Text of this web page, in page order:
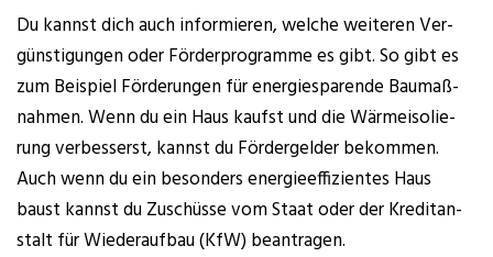
Du kannst dich auch infor­mie­ren, wel­che wei­te­ren Ver­
güns­ti­gun­gen oder För­der­pro­gram­me es gibt. So gibt es
zum Bei­spiel För­de­run­gen für ener­gie­spa­ren­de Bau­maß­
nah­men. Wenn du ein Haus kaufst und die Wär­me­iso­lie­
rung ver­bes­serst, kannst du För­der­gel­der bekom­men.
Auch wenn du ein beson­ders ener­gie­ef­fi­zi­en­tes Haus
baust kannst du Zuschüs­se vom Staat oder der Kre­dit­an­
stalt für Wie­der­auf­bau (KfW) beantragen.